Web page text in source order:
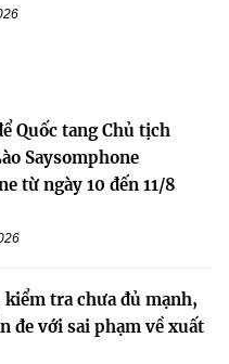
Quốc tang Chủ tịch
Saysomphone
từ ngày 10 đến 11/8
tra chưa đủ mạnh,
đe với sai phạm về xuất